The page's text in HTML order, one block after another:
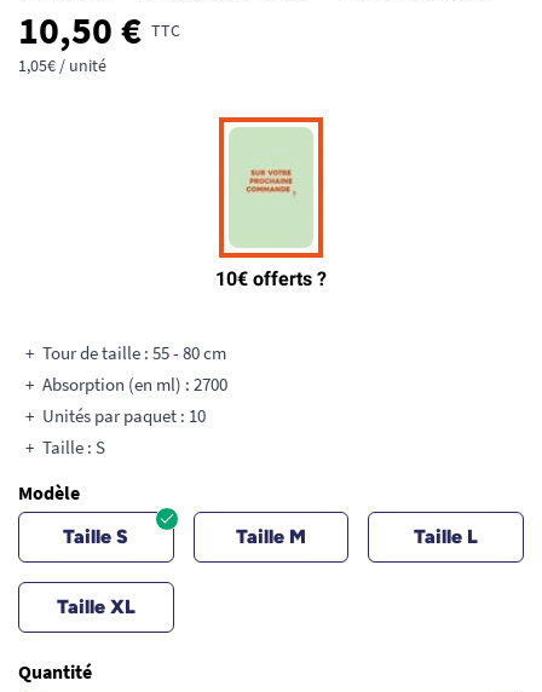
10,50 € TTC
1,05€ / unité
Tour de taille : 55 - 80 cm
Absorption (en ml) : 2700
Unités par paquet : 10
Taille : S
Modèle
Taille S Taille M Taille L
Taille XL
Quantité